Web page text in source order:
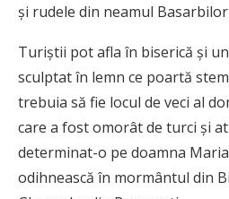
și rudele din neamul
Turiștii pot afla în biserică și
sculptat în lemn ce poartă
trebuia să fie locul de veci al
care a fost omorât de turci și
determinat-o pe doamna Maria
odihnească în mormântul din